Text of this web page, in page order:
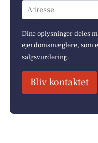
Adresse
Dine oplysninger deles
ejendomsmæglere, som
salgsvurdering.
Bliv kontaktet